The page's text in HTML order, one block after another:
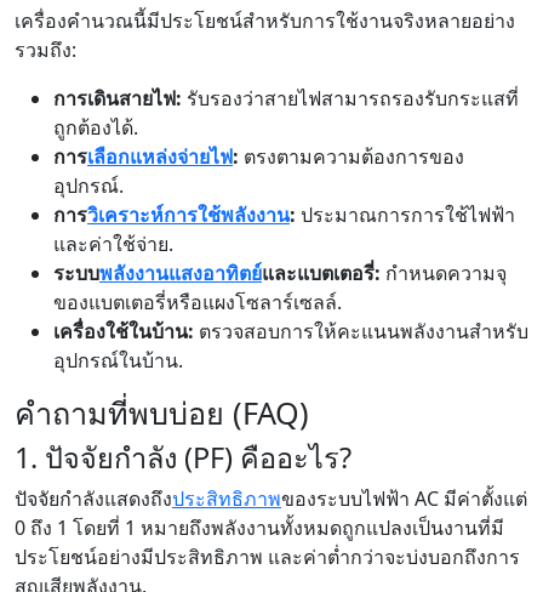
เครื่องคำนวณนี้มีประโยชน์สำหรับการใช้งานจริงหลายอย่าง
รวมถึง:
การเดินสายไฟ: รับรองว่าสายไฟสามารถรองรับกระแสที่
ถูกต้องได้.
การเลือกแหล่งจ่ายไฟ: ตรงตามความต้องการของ
อุปกรณ์.
การวิเคราะห์การใช้พลังงาน: ประมาณการการใช้ไฟฟ้า
และค่าใช้จ่าย.
ระบบพลังงานแสงอาทิตย์และแบตเตอรี่: กำหนดความจุ
ของแบตเตอรี่หรือแผงโซลาร์เซลล์.
เครื่องใช้ในบ้าน: ตรวจสอบการให้คะแนนพลังงานสำหรับ
อุปกรณ์ในบ้าน.
คำถามที่พบบ่อย (FAQ)
1. ปัจจัยกำลัง (PF) คืออะไร?
ปัจจัยกำลังแสดงถึงประสิทธิภาพของระบบไฟฟ้า AC มีค่าตั้งแต่
0 ถึง 1 โดยที่ 1 หมายถึงพลังงานทั้งหมดถูกแปลงเป็นงานที่มี
ประโยชน์อย่างมีประสิทธิภาพ และค่าต่ำกว่าจะบ่งบอกถึงการ
สูญเสียพลังงาน.